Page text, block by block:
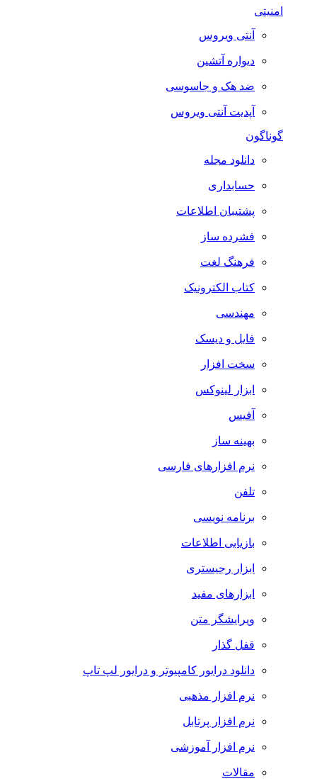
امنیتی
آنتی ویروس
دیواره آتشین
ضد هک و جاسوسی
آپدیت آنتی ویروس
گوناگون
دانلود مجله
حسابداری
پشتیبان اطلاعات
فشرده ساز
فرهنگ لغت
کتاب الکترونیک
مهندسی
فایل و دیسک
سخت افزار
ابزار لینوکس
آفیس
بهینه ساز
نرم افزارهای فارسی
تلفن
برنامه نویسی
بازیابی اطلاعات
ابزار رجیستری
ابزارهای مفید
ویرایشگر متن
قفل گذار
دانلود درایور کامپیوتر و درایور لپ تاپ
نرم افزار مذهبی
نرم افزار پرتابل
نرم افزار آموزشی
مقالات